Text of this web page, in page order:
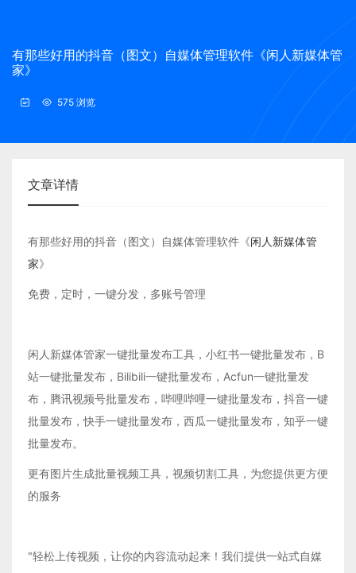
有那些好用的抖音（图文）自媒体管理软件《闲人新媒体管
家》
575 浏览
文章详情
有那些好用的抖音（图文）自媒体管理软件《闲人新媒体管
家》
免费，定时，一键分发，多账号管理
闲人新媒体管家一键批量发布工具，小红书一键批量发布，B
站一键批量发布，Bilibili一键批量发布，Acfun一键批量发
布，腾讯视频号批量发布，哔哩哔哩一键批量发布，抖音一键
批量发布，快手一键批量发布，西瓜一键批量发布，知乎一键
批量发布。
更有图片生成批量视频工具，视频切割工具，为您提供更方便
的服务
"轻松上传视频，让你的内容流动起来！我们提供一站式自媒